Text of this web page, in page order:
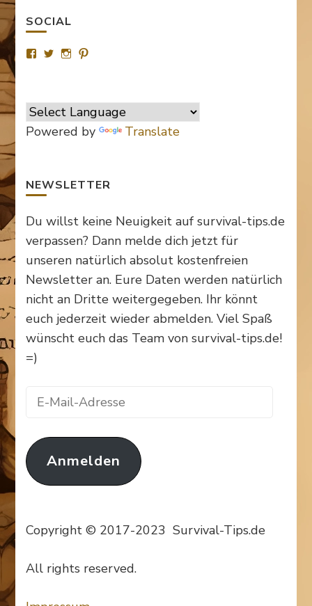
SOCIAL
Profil
anzeigen
Profil
anzeigen
Profil
anzeigen
Pinterest
anzeigen
Powered by Translate
NEWSLETTER
Du willst keine Neuigkeit auf survival-tips.de
verpassen? Dann melde dich jetzt für
unseren natürlich absolut kostenfreien
Newsletter an. Eure Daten werden natürlich
nicht an Dritte weitergegeben. Ihr könnt
euch jederzeit wieder abmelden. Viel Spaß
wünscht euch das Team von survival-tips.de!
=)
E-
Adresse
Anmelden
Copyright © 2017-2023 Survival-Tips.de
All rights reserved.